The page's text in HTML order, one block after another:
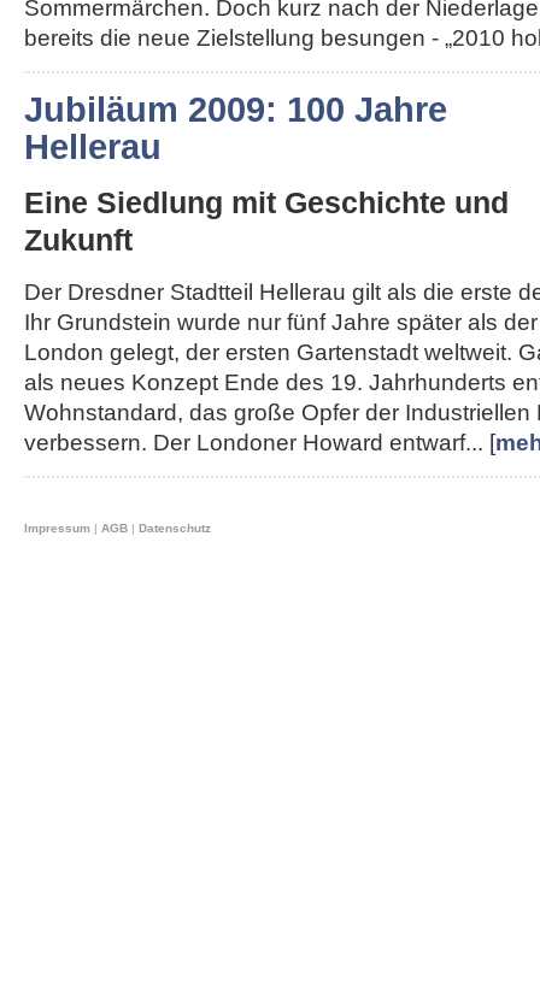
Sommermärchen. Doch kurz nach der
bereits die neue Zielstellung besungen - „2010
Jubiläum 2009: 100 Jahre
Hellerau
Eine Siedlung mit Geschichte und
Zukunft
Der Dresdner Stadtteil Hellerau gilt als die erste
Ihr Grundstein wurde nur fünf Jahre später als
London gelegt, der ersten Gartenstadt weltweit.
als neues Konzept Ende des 19. Jahrhunderts
Wohnstandard, das große Opfer der Industriellen
verbessern. Der Londoner Howard entwarf... [
Impressum | AGB | Datenschutz